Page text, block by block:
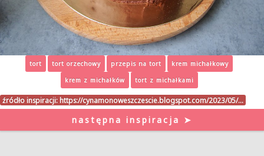
tort tort orzechowy przepis na tort
krem michałkowy
krem z michałków
tort z michałkami
źródło inspiracji: https://cynamonoweszczescie.blogspot.com/2023/05/…
następna inspiracja ➤